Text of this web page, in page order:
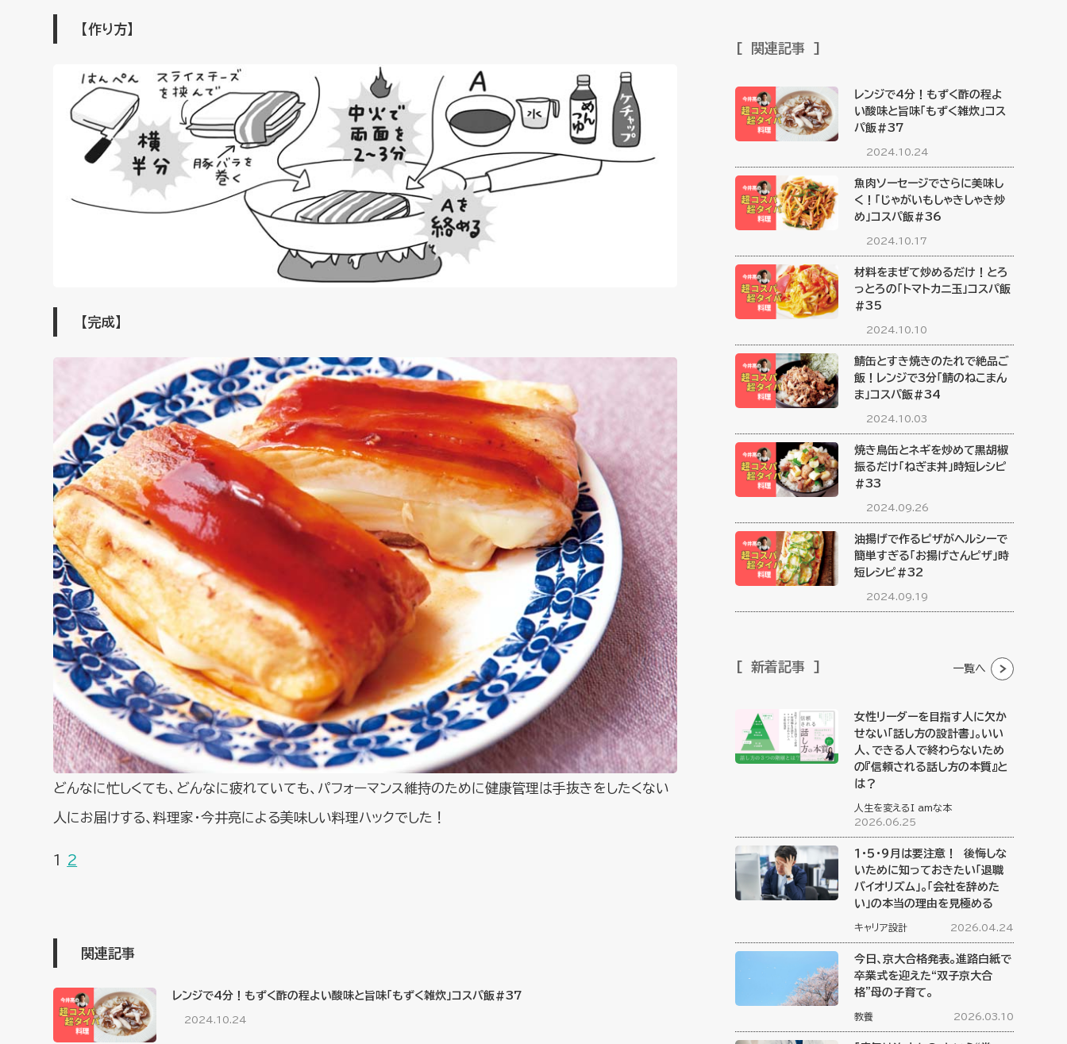
【作り方】
【完成】
どんなに忙しくても、どんなに疲れていても、パフォーマンス維持のために健康管理は手抜きをしたくない
人にお届けする、料理家・今井亮による美味しい料理ハックでした！
1 2
関連記事
レンジで4分！もずく酢の程よい酸味と旨味「もずく雑炊」コスパ飯#37
2024.10.24
関連記事
レンジで4分！もずく酢の程よ
い酸味と旨味「もずく雑炊」コス
パ飯#37
2024.10.24
魚肉ソーセージでさらに美味し
く！「じゃがいもしゃきしゃき炒
め」コスパ飯#36
2024.10.17
材料をまぜて炒めるだけ！とろ
っとろの「トマトカニ玉」コスパ飯
#35
2024.10.10
鯖缶とすき焼きのたれで絶品ご
飯！レンジで3分「鯖のねこまん
ま」コスパ飯#34
2024.10.03
焼き鳥缶とネギを炒めて黒胡椒
振るだけ「ねぎま丼」時短レシピ
#33
2024.09.26
油揚げで作るピザがヘルシーで
簡単すぎる「お揚げさんピザ」時
短レシピ#32
2024.09.19
新着記事 一覧へ
女性リーダーを目指す人に欠か
せない「話し方の設計書」。いい
人、できる人で終わらないため
の『信頼される話し方の本質』と
は？
人生を変えるI amな本
2026.06.25
１・５・９月は要注意！ 後悔しな
いために知っておきたい「退職
バイオリズム」。「会社を辞めた
い」の本当の理由を見極める
キャリア設計 2026.04.24
今日、京大合格発表。進路白紙で
卒業式を迎えた“双子京大合
格”母の子育て。
教養 2026.03.10